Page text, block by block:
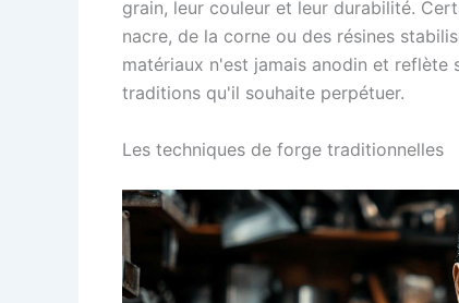
grain, leur couleur et leur durabilité.
nacre, de la corne ou des résines
matériaux n'est jamais anodin et
traditions qu'il souhaite perpétuer.
Les techniques de forge traditionnelles